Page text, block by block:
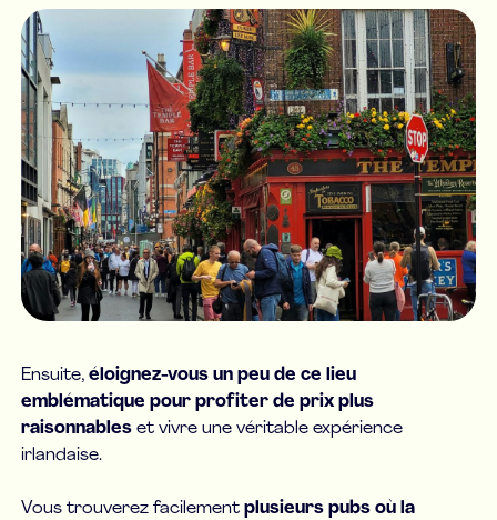
Ensuite,éloignez-vous un peu de ce lieu
emblématique pour profiter de prix plus
raisonnables et vivre une véritable expérience
irlandaise.
Vous trouverez facilementplusieurs pubs où la